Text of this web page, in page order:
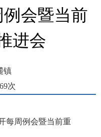
会暨当前
进会
镇
69次
每周例会暨当前重